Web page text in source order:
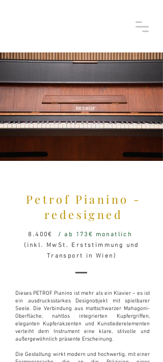
Petrof Pianino -
redesigned
8.400€
/ ab 173€ monatlich
(inkl. MwSt. Erststimmung und
Transport in Wien)
Dieses PETROF Pianino ist mehr als ein Klavier – es ist
ein ausdrucksstarkes Designobjekt mit spielbarer
Seele. Die Verbindung aus mattschwarzer Mahagoni-
Oberfläche, nahtlos integrierten Kupfergriffen,
eleganten Kupferakzenten und Kunstlederelementen
verleiht dem Instrument eine klare, stilvolle und
außergewöhnlich präsente Erscheinung.
Die Gestaltung wirkt modern und hochwertig, mit einer